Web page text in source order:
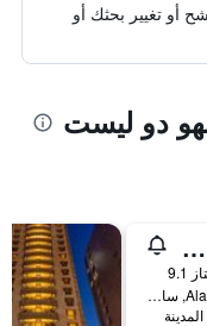
أو تغيير بحثك أو
دو ليست
رينيسنس ساو باولو هوتل
Alameda Santos, 2233, ساو باولو, البرازيل